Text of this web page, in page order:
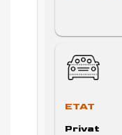
ETAT
Privat